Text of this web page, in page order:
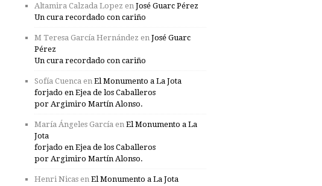
Altamira Calzada Lopez en José Guarc Pérez
Un cura recordado con cariño
M Teresa García Hernández en José Guarc
Pérez
Un cura recordado con cariño
Sofía Cuenca en El Monumento a La Jota
forjado en Ejea de los Caballeros
por Argimiro Martín Alonso.
María Ángeles García en El Monumento a La
Jota
forjado en Ejea de los Caballeros
por Argimiro Martín Alonso.
Henri Nicas en El Monumento a La Jota